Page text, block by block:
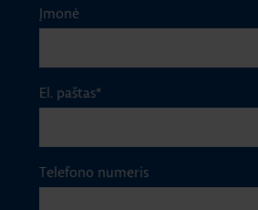
Įmonė
El. paštas*
Telefono numeris